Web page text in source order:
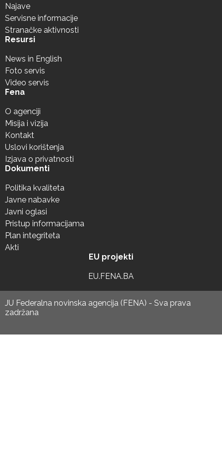
Najave
Servisne informacije
Stranačke aktivnosti
Resursi
News in English
Foto servis
Video servis
Fena
O agenciji
Misija i vizija
Kontakt
Uslovi korištenja
Izjava o privatnosti
Dokumenti
Politika kvaliteta
Javne nabavke
Javni oglasi
Pristup informacijama
Plan integriteta
Akti
EU projekti
EU.FENA.BA
JU Federalna novinska agencija (FENA) - Sva prava
zadržana